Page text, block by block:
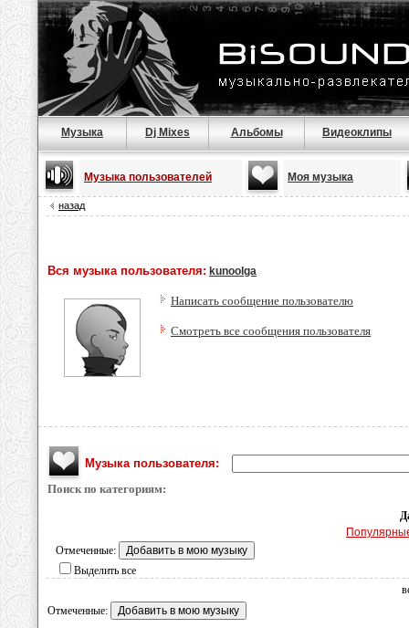
Музыка Dj Mixes Альбомы Видеоклипы
Музыка пользователей Моя музыка
назад
Вся музыка пользователя: kunoolga
Написать сообщение пользователю
Смотреть все сообщения пользователя
Музыка пользователя:
Поиск по категориям:
Отмеченные:
Выделить все
Отмеченные: